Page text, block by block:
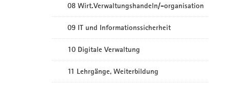
08 Wirt.Verwaltungshandeln/-organisation
09 IT und Informationssicherheit
10 Digitale Verwaltung
11 Lehrgänge, Weiterbildung